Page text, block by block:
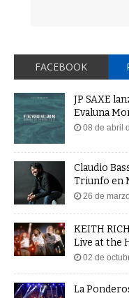
FACEBOOK
JP SAXE
Evaluna
08 de abril
Claudio
Triunfo en
26 de
KEITH
Live at the
02 de
La